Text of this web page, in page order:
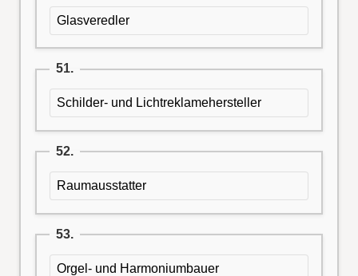
Glasveredler
51.
Schilder- und Lichtreklamehersteller
52.
Raumausstatter
53.
Orgel- und Harmoniumbauer